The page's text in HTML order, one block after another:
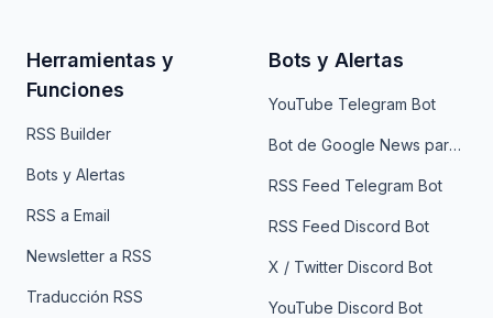
Herramientas y
Funciones
RSS Builder
Bots y Alertas
RSS a Email
Newsletter a RSS
Traducción RSS
Bots y Alertas
YouTube Telegram Bot
Bot de Google News para Telegram
RSS Feed Telegram Bot
RSS Feed Discord Bot
X / Twitter Discord Bot
YouTube Discord Bot